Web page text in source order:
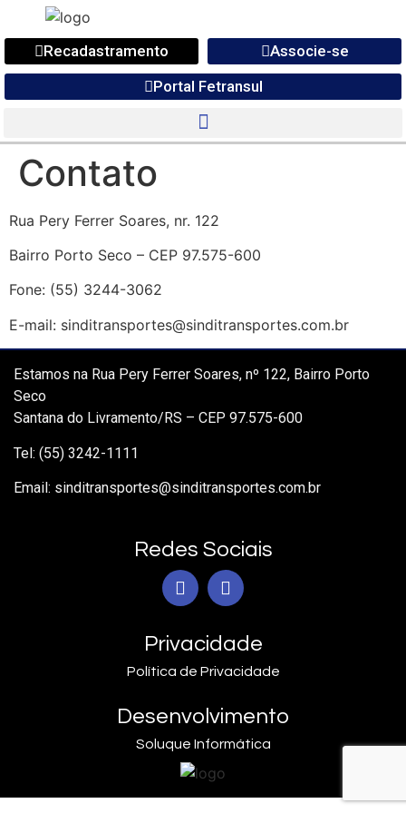
Recadastramento
Associe-se
Portal Fetransul
Contato
Rua Pery Ferrer Soares, nr. 122
Bairro Porto Seco – CEP 97.575-600
Fone: (55) 3244-3062
E-mail: sinditransportes@sinditransportes.com.br
Estamos na Rua Pery Ferrer Soares, nº 122, Bairro Porto
Seco
Santana do Livramento/RS – CEP 97.575-600
Tel: (55) 3242-1111
Email: sinditransportes@sinditransportes.com.br
Redes Sociais
Privacidade
Política de Privacidade
Desenvolvimento
Soluque Informática